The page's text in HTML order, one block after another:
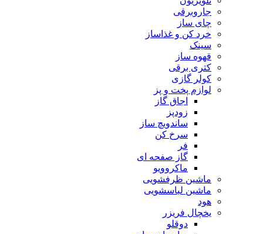
جاروبرقی
چای ساز
خرد کن و غذاساز
سینک
قهوه ساز
کتری برقی
کولر گازی
لوازم پخت و پز
اجاق گاز
زودپز
ساندویچ ساز
سرخ کن
فر
گاز صفحه ای
ماکروویو
ماشین ظرفشویی
ماشین لباسشویی
هود
یخچال فریزر
دوقلو